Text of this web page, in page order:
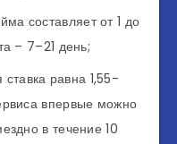
составляет от 1 до
– 7–21 день;
равна 1,55-
впервые можно
в течение 10